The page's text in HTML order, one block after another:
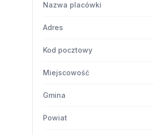
Nazwa placówki
Adres
Kod pocztowy
Miejscowość
Gmina
Powiat